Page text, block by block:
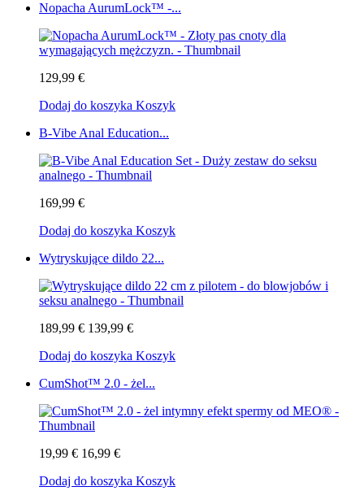
Nopacha AurumLock™ -...
129,99 €
Dodaj do koszyka Koszyk
B-Vibe Anal Education...
169,99 €
Dodaj do koszyka Koszyk
Wytryskujące dildo 22...
189,99 € 139,99 €
Dodaj do koszyka Koszyk
CumShot™ 2.0 - żel...
19,99 € 16,99 €
Dodaj do koszyka Koszyk